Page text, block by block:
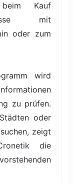
Kauf
mit
oder zum
wird
zu prüfen.
oder
zeigt
die